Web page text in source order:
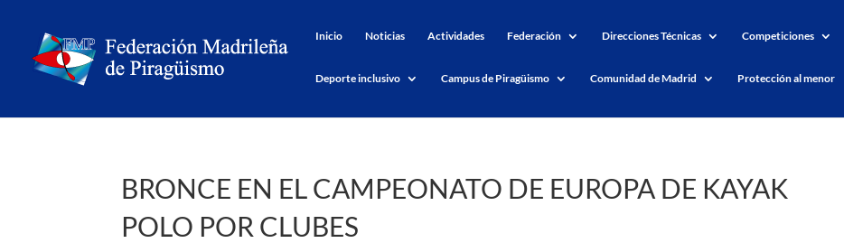
Inicio Noticias Actividades Federación Direcciones Técnicas Competiciones
Deporte inclusivo Campus de Piragüismo Comunidad de Madrid Protección al menor
BRONCE EN EL CAMPEONATO DE EUROPA DE KAYAK
POLO POR CLUBES